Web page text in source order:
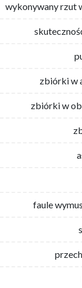
wykonywany rzut
zbiórki w
zbiórki w
faule
wykonywany rzut
zbiórki w
zbiórki w
faule